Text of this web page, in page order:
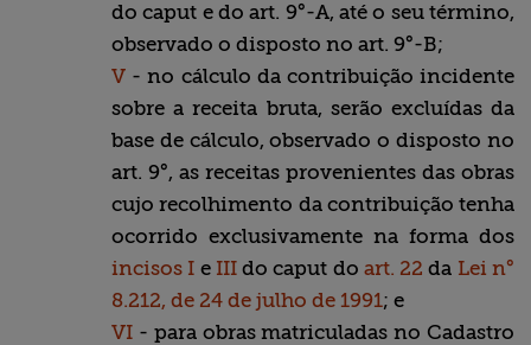
do caput e do art. 9°-A, até o seu término,
observado o disposto no art. 9°-B;
V - no cálculo da contribuição incidente
sobre a receita bruta, serão excluídas da
base de cálculo, observado o disposto no
art. 9°, as receitas provenientes das obras
cujo recolhimento da contribuição tenha
ocorrido exclusivamente na forma dos
incisos I e IIIdo caput do art. 22 da Lei n°
8.212, de 24 de julho de 1991; e
VI - para obras matriculadas no Cadastro